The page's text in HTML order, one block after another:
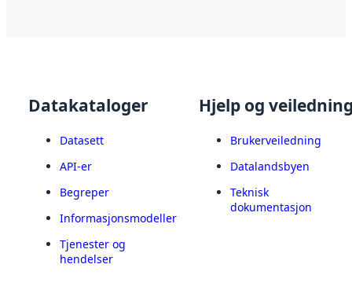
Datakataloger
Datasett
API-er
Begreper
Informasjonsmodeller
Tjenester og
hendelser
Hjelp og
Brukerveiledning
Datalandsbyen
Teknisk
dokumentasjon